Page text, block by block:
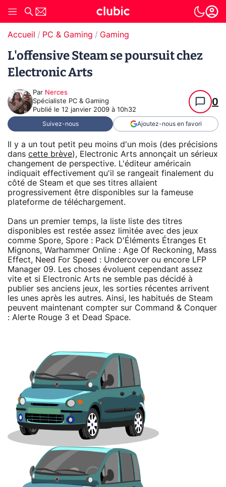
Accueil PC & Gaming Gaming
L'offensive Steam se poursuit chez
Electronic Arts
Par Nerces
Spécialiste PC & Gaming
Publié le 12 janvier 2009 à 10h32
0
Suivez-nous Ajoutez-nous en favori
Il y a un tout petit peu moins d'un mois (des précisions
dans cette brève), Electronic Arts annonçait un sérieux
changement de perspective. L'éditeur américain
indiquait effectivement qu'il se rangeait finalement du
côté de Steam et que ses titres allaient
progressivement être disponibles sur la fameuse
plateforme de téléchargement.
Dans un premier temps, la liste liste des titres
disponibles est restée assez limitée avec des jeux
comme Spore, Spore : Pack D'Éléments Étranges Et
Mignons, Warhammer Online : Age Of Reckoning, Mass
Effect, Need For Speed : Undercover ou encore LFP
Manager 09. Les choses évoluent cependant assez
vite et si Electronic Arts ne semble pas décidé à
publier ses anciens jeux, les sorties récentes arrivent
les unes après les autres. Ainsi, les habitués de Steam
peuvent maintenant compter sur Command & Conquer
: Alerte Rouge 3 et Dead Space.